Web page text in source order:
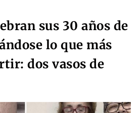
sus 30 años de
lo que más
dos vasos de